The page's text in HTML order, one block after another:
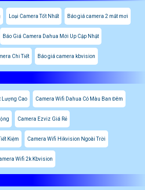
Loại Camera Tốt Nhất Báo giá camera 2 mắt mơi
Báo Giá Camera Dahua Mới Up Cập Nhật
Chi Tiết Báo giá camera kbvision
Lượng Cao Camera Wifi Dahua Có Màu Ban Đêm
Camera Ezviz Giá Rẻ
Kiệm Camera Wifi Hikvision Ngoài Trời
Wifi 2k Kbvision